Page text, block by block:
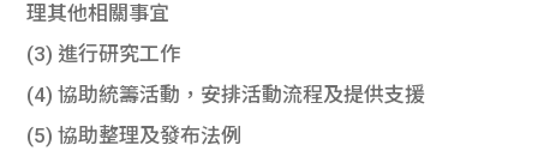
理其他相關事宜
(3) 進行研究工作
(4) 協助統籌活動，安排活動流程及提供支援
(5) 協助整理及發布法例